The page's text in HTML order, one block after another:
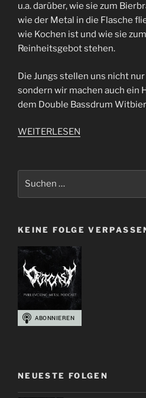
u.a. darüber, wie sie zum
wie der Metal in die Flasche
wie Kochen ist und wie sie
Reinheitsgebot stehen.
Die Jungs stellen uns nicht
sondern wir machen auch ein
dem Double Bassdrum
WEITERLESEN
KEINE FOLGE
NEUESTE FOLGEN